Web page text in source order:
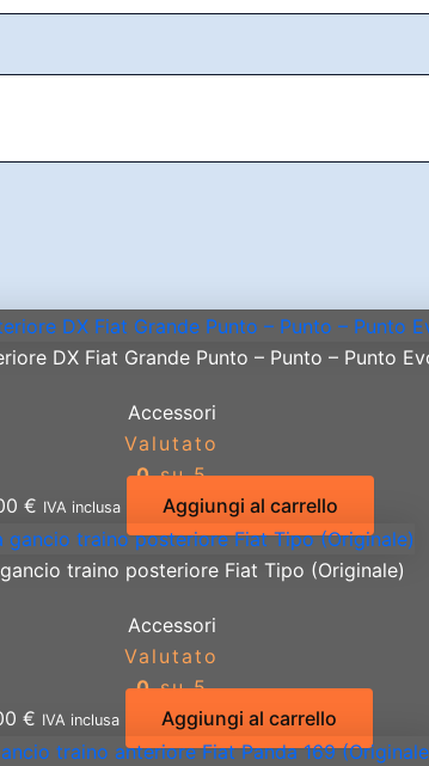
DX Fiat Grande Punto – Punto – Punto
Accessori
Valutato
0su 5
€ IVA inclusa Aggiungi al carrello
traino posteriore Fiat Tipo (Originale)
Accessori
Valutato
0su 5
€ IVA inclusa Aggiungi al carrello